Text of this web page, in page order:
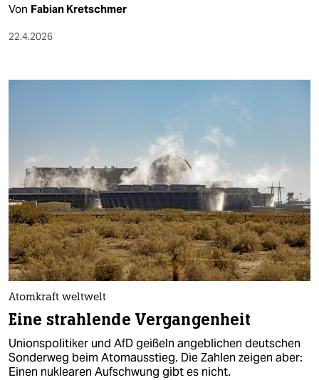
genossenschaft
epaper login
Von Fabian Kretschmer
22.4.2026
Atomkraft weltwelt
Eine strahlende Vergangenheit
Unionspolitiker und AfD geißeln angeblichen deutschen
Sonderweg beim Atomausstieg. Die Zahlen zeigen aber:
Einen nuklearen Aufschwung gibt es nicht.